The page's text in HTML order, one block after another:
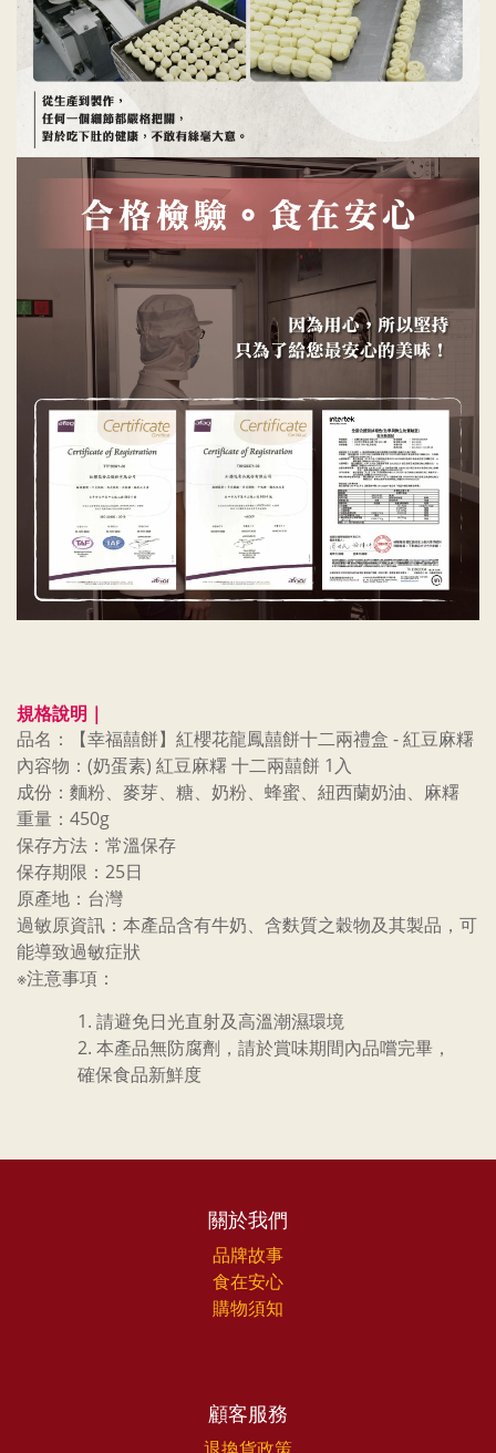
規格說明｜
品名：【幸福囍餅】紅櫻花龍鳳囍餅十二兩禮盒 - 紅豆麻糬
內容物：(奶蛋素) 紅豆麻糬 十二兩囍餅 1入
成份： 麵粉、麥芽、糖、奶粉、蜂蜜、紐西蘭奶油、麻糬
重量：450g
保存方法：常溫保存
保存期限：25日
原產地：台灣
過敏原資訊：本產品含有牛奶、含麩質之穀物及其製品，可
能導致過敏症狀
※注意事項：
請避免日光直射及高溫潮濕環境
本產品無防腐劑，請於賞味期間內品嚐完畢，
確保食品新鮮度
關於我們
品牌故事
食在安心
購物須知
顧客服務